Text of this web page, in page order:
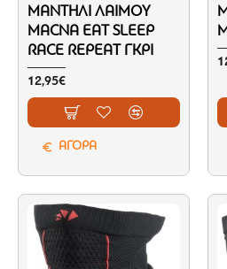
ΜΑΝΤΉΛΙ ΛΑΙΜΟΎ
MACNA EAT SLEEP
RACE REPEAT ΓΚΡΙ
12,95€
ΑΓΟΡΑ